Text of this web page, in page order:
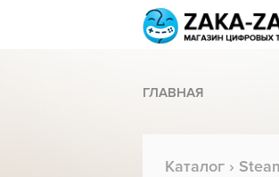
ГЛАВНАЯ
Каталог ›